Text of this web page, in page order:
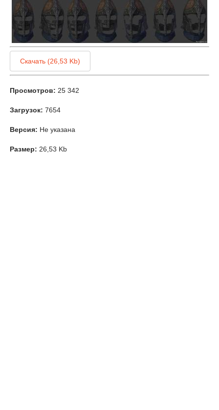
Скачать (26,53 Kb)
Просмотров: 25 342
Загрузок: 7654
Версия: Не указана
Размер: 26,53 Kb